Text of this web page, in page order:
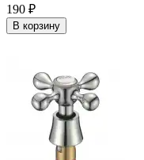
190 ₽
В корзину